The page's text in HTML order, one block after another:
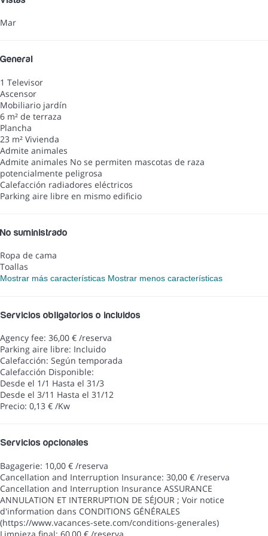
Mar
General
1 Televisor
Ascensor
Mobiliario jardín
6 m² de terraza
Plancha
23 m² Vivienda
Admite animales
Admite animales No se permiten mascotas de raza
potencialmente peligrosa
Calefacción radiadores eléctricos
Parking aire libre en mismo edificio
No suministrado
Ropa de cama
Toallas
Mostrar más características Mostrar menos características
Servicios obligatorios o incluidos
Agency fee: 36,00 € /reserva
Parking aire libre: Incluido
Calefacción: Según temporada
Calefacción Disponible:
Desde el 1/1 Hasta el 31/3
Desde el 3/11 Hasta el 31/12
Precio: 0,13 € /Kw
Servicios opcionales
Bagagerie: 10,00 € /reserva
Cancellation and Interruption Insurance: 30,00 € /reserva
Cancellation and Interruption Insurance ASSURANCE
ANNULATION ET INTERRUPTION DE SÉJOUR ; Voir notice
d'information dans CONDITIONS GÉNÉRALES
(https://www.vacances-sete.com/conditions-generales)
Limpieza final: 60,00 € /reserva